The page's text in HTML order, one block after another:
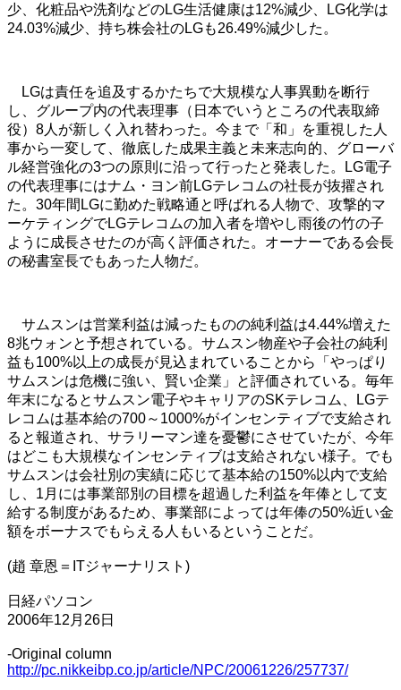
少、化粧品や洗剤などのLG生活健康は12%減少、LG化学は
24.03%減少、持ち株会社のLGも26.49%減少した。
LGは責任を追及するかたちで大規模な人事異動を断行
し、グループ内の代表理事（日本でいうところの代表取締
役）8人が新しく入れ替わった。今まで「和」を重視した人
事から一変して、徹底した成果主義と未来志向的、グローバ
ル経営強化の3つの原則に沿って行ったと発表した。LG電子
の代表理事にはナム・ヨン前LGテレコムの社長が抜擢され
た。30年間LGに勤めた戦略通と呼ばれる人物で、攻撃的マ
ーケティングでLGテレコムの加入者を増やし雨後の竹の子
ように成長させたのが高く評価された。オーナーである会長
の秘書室長でもあった人物だ。
サムスンは営業利益は減ったものの純利益は4.44%増えた
8兆ウォンと予想されている。サムスン物産や子会社の純利
益も100%以上の成長が見込まれていることから「やっぱり
サムスンは危機に強い、賢い企業」と評価されている。毎年
年末になるとサムスン電子やキャリアのSKテレコム、LGテ
レコムは基本給の700～1000%がインセンティブで支給され
ると報道され、サラリーマン達を憂鬱にさせていたが、今年
はどこも大規模なインセンティブは支給されない様子。でも
サムスンは会社別の実績に応じて基本給の150%以内で支給
し、1月には事業部別の目標を超過した利益を年俸として支
給する制度があるため、事業部によっては年俸の50%近い金
額をボーナスでもらえる人もいるということだ。
(趙 章恩＝ITジャーナリスト)
日経パソコン
2006年12月26日
-Original column
http://pc.nikkeibp.co.jp/article/NPC/20061226/257737/